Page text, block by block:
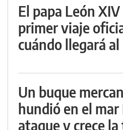
El papa León
primer viaje
cuándo llegará al
Un buque
hundió en el mar
ataque y crece